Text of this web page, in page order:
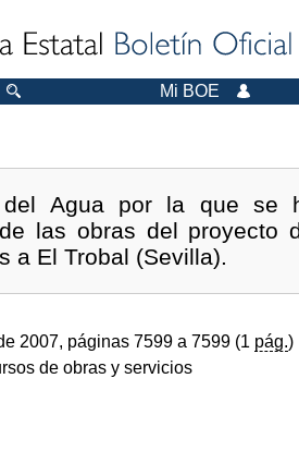
Mi BOE
Agua por la que se
las obras del proyecto
a El Trobal (Sevilla).
2007, páginas 7599 a 7599 (1 pág.)
de obras y servicios